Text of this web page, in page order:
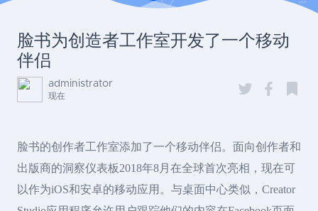
脸书为创造者工作室开发了一个移动
伴侣
administrator
现在
脸书的创作者工作室添加了一个移动伴侣。面向创作者和
出版商的洞察仪表板2018年8月在全球首次亮相，现在可
以作为iOS和安卓的移动应用。与桌面中心类似，Creator